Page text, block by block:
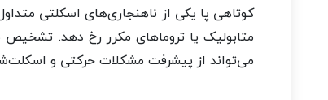
کوتاهی پا یکی از ناهنجاری‌های اسکلتی
متابولیک یا تروماهای مکرر رخ دهد. تشخیص
می‌تواند از پیشرفت مشکلات حرکتی و